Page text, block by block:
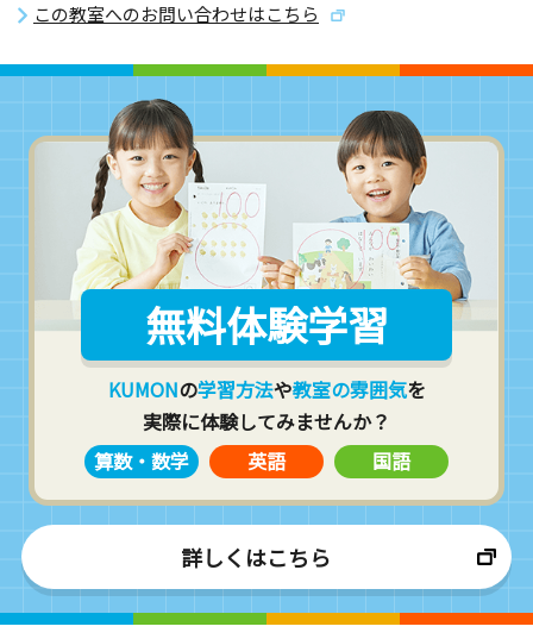
この教室へのお問い合わせはこちら
無料体験学習
KUMONの学習方法や教室の雰囲気を
実際に体験してみませんか？
算数・数学
英語 国語
詳しくはこちら